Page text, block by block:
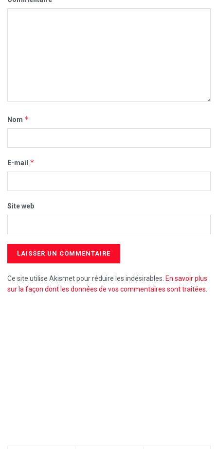
Nom *
E-mail *
Site web
Ce site utilise Akismet pour réduire les indésirables. En savoir plus
sur la façon dont les données de vos commentaires sont traitées.